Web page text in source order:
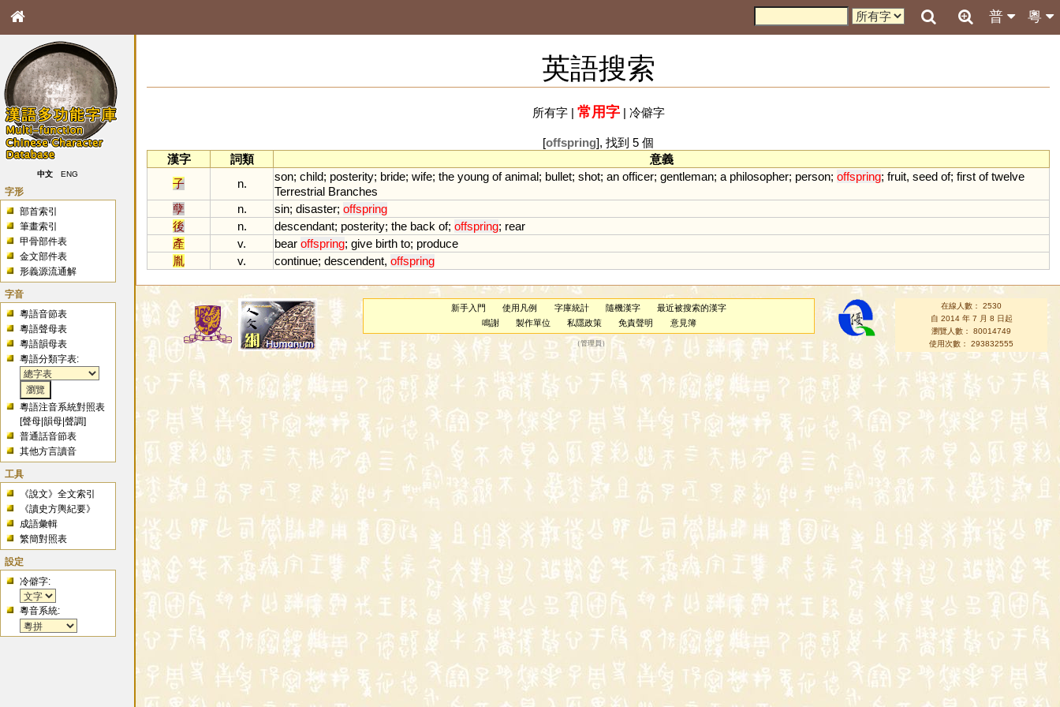
粵
普
中文 ENG
字形
部首索引
筆畫索引
甲骨部件表
金文部件表
形義源流通解
字音
粵語音節表
粵語聲母表
粵語韻母表
粵語分類字表:
粵語注音系統對照表
[聲母 |韻母 |聲調]
普通話音節表
其他方言讀音
工具
《說文》全文索引
《讀史方輿紀要》
成語彙輯
繁簡對照表
設定
冷僻字:
粵音系統:
英語搜索
所有字| 常用字| 冷僻字
[offspring], 找到 5 個
漢字
詞類
意義
子
n.
son; child; posterity; bride; wife; the young of animal; bullet; shot; an officer; gentleman; a philosopher; person; offspring; fruit, seed of; first of twelve
Terrestrial Branches
孽
n. sin; disaster; offspring
後
n. descendant; posterity; the back of; offspring; rear
產
v. bear offspring; give birth to; produce
胤
v. continue; descendent, offspring
新手入門 使用凡例 字庫統計 隨機漢字
最近被搜索的漢字
鳴謝
製作單位 私隱政策 免責聲明 意見簿
（管理員 ）
在線人數： 2530
自 2014 年 7 月 8 日起
瀏覽人數： 80014749
使用次數： 293832555